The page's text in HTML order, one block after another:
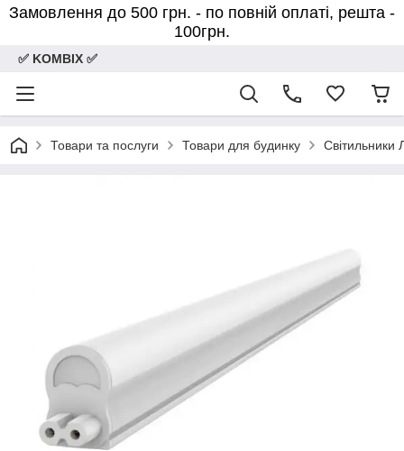
Замовлення до 500 грн. - по повній оплаті, решта -
100грн.
✅ KOMBIX ✅
Товари та послуги Товари для будинку Світильники